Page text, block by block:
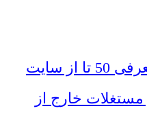
معرفی 50 تا از سایت
خارج از